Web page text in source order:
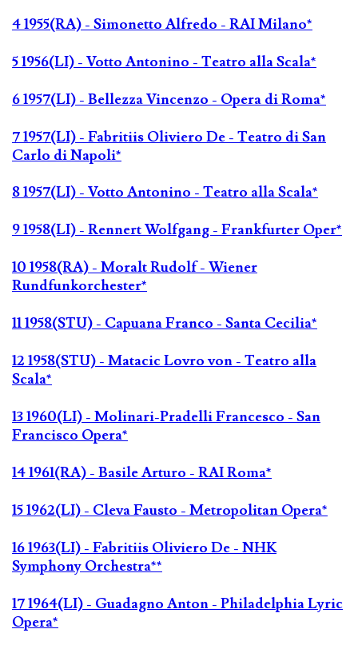
4 1955(RA) - Simonetto Alfredo - RAI Milano*
5 1956(LI) - Votto Antonino - Teatro alla Scala*
6 1957(LI) - Bellezza Vincenzo - Opera di Roma*
7 1957(LI) - Fabritiis Oliviero De - Teatro di San
Carlo di Napoli*
8 1957(LI) - Votto Antonino - Teatro alla Scala*
9 1958(LI) - Rennert Wolfgang - Frankfurter Oper*
10 1958(RA) - Moralt Rudolf - Wiener
Rundfunkorchester*
11 1958(STU) - Capuana Franco - Santa Cecilia*
12 1958(STU) - Matacic Lovro von - Teatro alla
Scala*
13 1960(LI) - Molinari-Pradelli Francesco - San
Francisco Opera*
14 1961(RA) - Basile Arturo - RAI Roma*
15 1962(LI) - Cleva Fausto - Metropolitan Opera*
16 1963(LI) - Fabritiis Oliviero De - NHK
Symphony Orchestra**
17 1964(LI) - Guadagno Anton - Philadelphia Lyric
Opera*